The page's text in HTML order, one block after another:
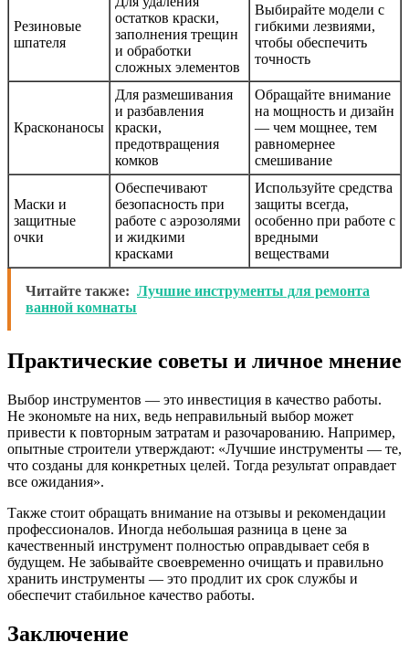
Резиновые
шпателя
остатков краски,
заполнения трещин
и обработки
сложных элементов
Выбирайте модели с
гибкими лезвиями,
чтобы обеспечить
точность
Красконаносы
Для размешивания
и разбавления
краски,
предотвращения
комков
Обращайте внимание
на мощность и дизайн
— чем мощнее, тем
равномернее
смешивание
Маски и
защитные
очки
Обеспечивают
безопасность при
работе с аэрозолями
и жидкими
красками
Используйте средства
защиты всегда,
особенно при работе с
вредными
веществами
Читайте также: Лучшие инструменты для ремонта
ванной комнаты
Практические советы и личное мнение
Выбор инструментов — это инвестиция в качество работы.
Не экономьте на них, ведь неправильный выбор может
привести к повторным затратам и разочарованию. Например,
опытные строители утверждают: «Лучшие инструменты — те,
что созданы для конкретных целей. Тогда результат оправдает
все ожидания».
Также стоит обращать внимание на отзывы и рекомендации
профессионалов. Иногда небольшая разница в цене за
качественный инструмент полностью оправдывает себя в
будущем. Не забывайте своевременно очищать и правильно
хранить инструменты — это продлит их срок службы и
обеспечит стабильное качество работы.
Заключение